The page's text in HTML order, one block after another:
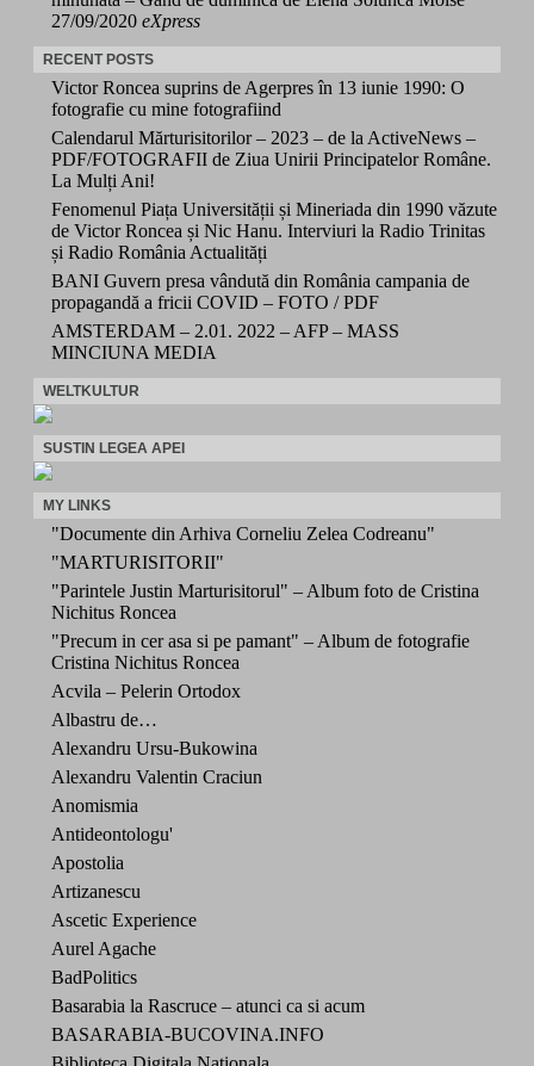
27/09/2020 eXpress
RECENT POSTS
Victor Roncea suprins de Agerpres în 13 iunie 1990: O
fotografie cu mine fotografiind
Calendarul Mărturisitorilor – 2023 – de la ActiveNews –
PDF/FOTOGRAFII de Ziua Unirii Principatelor Române.
La Mulți Ani!
Fenomenul Piața Universității și Mineriada din 1990 văzute
de Victor Roncea și Nic Hanu. Interviuri la Radio Trinitas
și Radio România Actualități
BANI Guvern presa vândută din România campania de
propagandă a fricii COVID – FOTO / PDF
AMSTERDAM – 2.01. 2022 – AFP – MASS
MINCIUNA MEDIA
WELTKULTUR
SUSTIN LEGEA APEI
MY LINKS
"Documente din Arhiva Corneliu Zelea Codreanu"
"MARTURISITORII"
"Parintele Justin Marturisitorul" – Album foto de Cristina
Nichitus Roncea
"Precum in cer asa si pe pamant" – Album de fotografie
Cristina Nichitus Roncea
Acvila – Pelerin Ortodox
Albastru de…
Alexandru Ursu-Bukowina
Alexandru Valentin Craciun
Anomismia
Antideontologu'
Apostolia
Artizanescu
Ascetic Experience
Aurel Agache
BadPolitics
Basarabia la Rascruce – atunci ca si acum
BASARABIA-BUCOVINA.INFO